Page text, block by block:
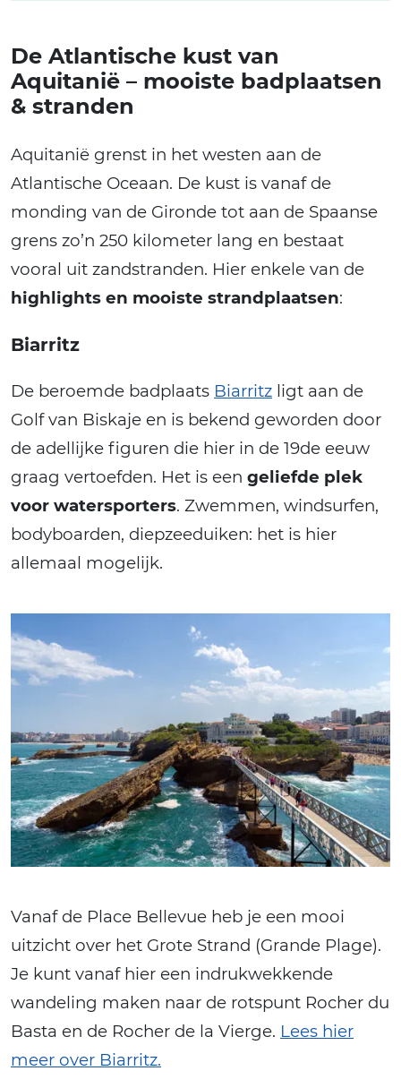
De Atlantische kust van
Aquitanië – mooiste badplaatsen
& stranden
Aquitanië grenst in het westen aan de
Atlantische Oceaan. De kust is vanaf de
monding van de Gironde tot aan de Spaanse
grens zo’n 250 kilometer lang en bestaat
vooral uit zandstranden. Hier enkele van de
highlights en mooiste strandplaatsen:
Biarritz
De beroemde badplaats Biarritz ligt aan de
Golf van Biskaje en is bekend geworden door
de adellijke figuren die hier in de 19de eeuw
graag vertoefden. Het is een geliefde plek
voor watersporters. Zwemmen, windsurfen,
bodyboarden, diepzeeduiken: het is hier
allemaal mogelijk.
Vanaf de Place Bellevue heb je een mooi
uitzicht over het Grote Strand (Grande Plage).
Je kunt vanaf hier een indrukwekkende
wandeling maken naar de rotspunt Rocher du
Basta en de Rocher de la Vierge. Lees hier
meer over Biarritz.